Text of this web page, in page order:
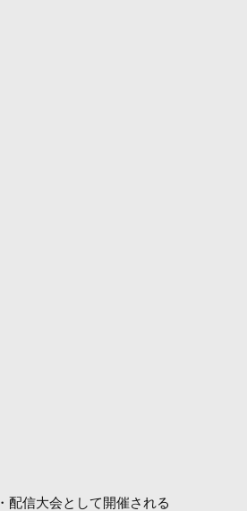
配信大会として開催される